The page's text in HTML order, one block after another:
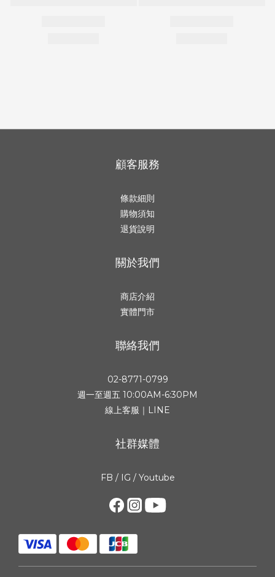
顧客服務
條款細則
購物須知
退貨說明
關於我們
商店介紹
實體門市
聯絡我們
02-8771-0799
週一至週五 10:00AM-6:30PM
線上客服｜LINE
社群媒體
FB /IG / Youtube